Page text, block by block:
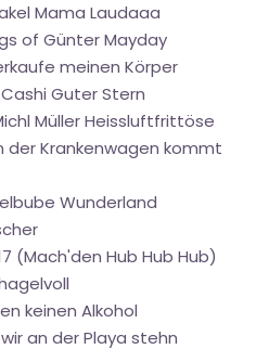
Mama Laudaaa
of Günter Mayday
meinen Körper
Guter Stern
Müller Heissluftfrittöse
der Krankenwagen kommt
Wunderland
(Mach'den Hub Hub Hub)
keinen Alkohol
an der Playa stehn